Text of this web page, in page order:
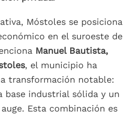
Móstoles se posiciona
en el suroeste de
Manuel Bautista,
, el municipio ha
transformación notable:
base industrial sólida y un
Esta combinación es